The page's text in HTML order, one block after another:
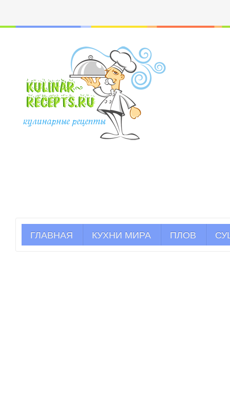
ГЛАВНАЯ КУХНИ МИРА ПЛОВ